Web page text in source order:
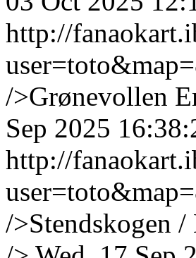
http://
/>Grønevollen
Sep 2025
http://
/>Stendskogen